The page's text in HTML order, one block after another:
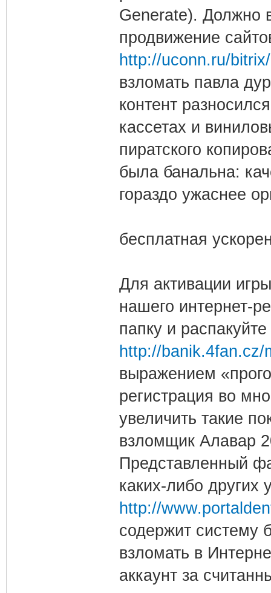
Generate). Должно
продвижение
http://uconn.ru/
взломать павла
контент
кассетах и
пиратского
была банальна:
гораздо ужаснее
бесплатная
Для активации
нашего интернет-
папку и
http://banik.4fan.cz/
выражением
регистрация во
увеличить такие
взломщик Алавар
Представленный
каких-либо других
http://
содержит систему
взломать в
аккаунт за